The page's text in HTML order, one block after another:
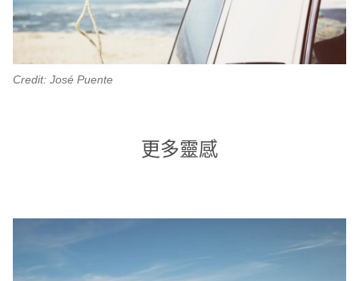
Credit: José Puente
更多靈感